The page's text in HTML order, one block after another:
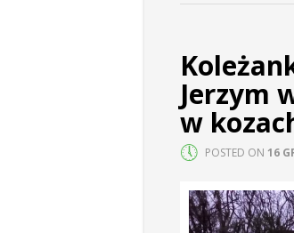
Jerzym
w
POSTED ON 16